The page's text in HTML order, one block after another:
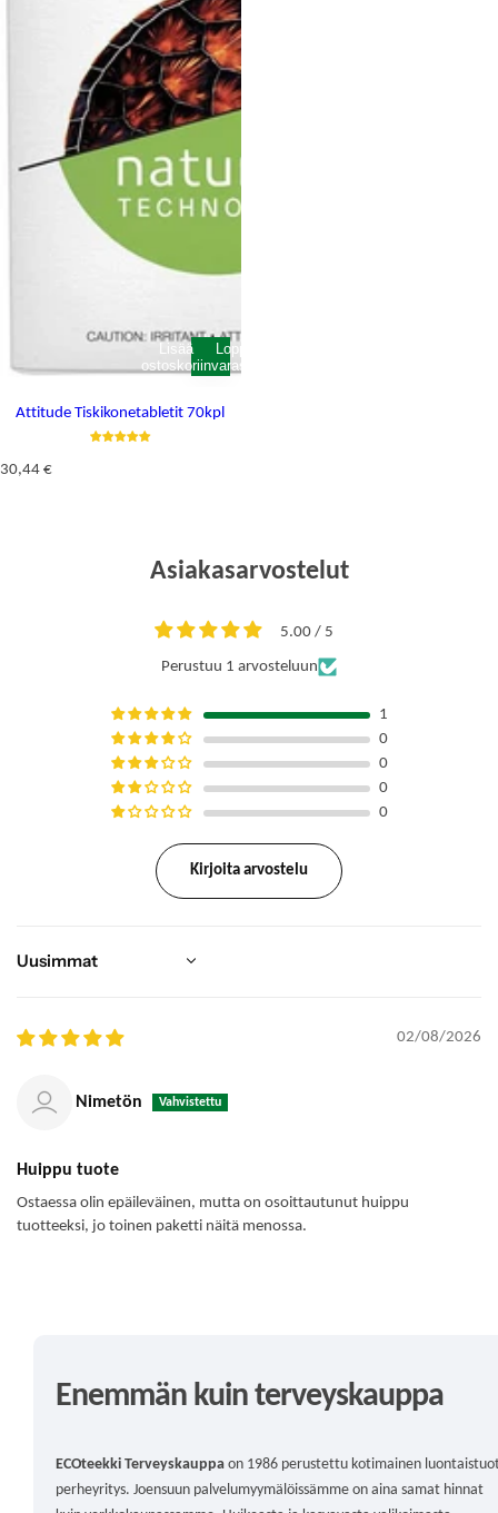
Lisää
ostoskoriin
Loppunut
varastosta
Attitude Tiskikonetabletit 70kpl
N
30,44 €
Asiakasarvostelut
5.00 / 5
Perustuu 1 arvosteluun
1
0
0
0
0
Kirjoita arvostelu
Sort by
02/08/2026
Nimetön
Huippu tuote
Ostaessa olin epäileväinen, mutta on osoittautunut huippu
tuotteeksi, jo toinen paketti näitä menossa.
Enemmän kuin terveyskauppa
ECOteekki Terveyskauppa on 1986 perustettu kotimainen
perheyritys. Joensuun palvelumyymälöissämme on aina samat hinnat